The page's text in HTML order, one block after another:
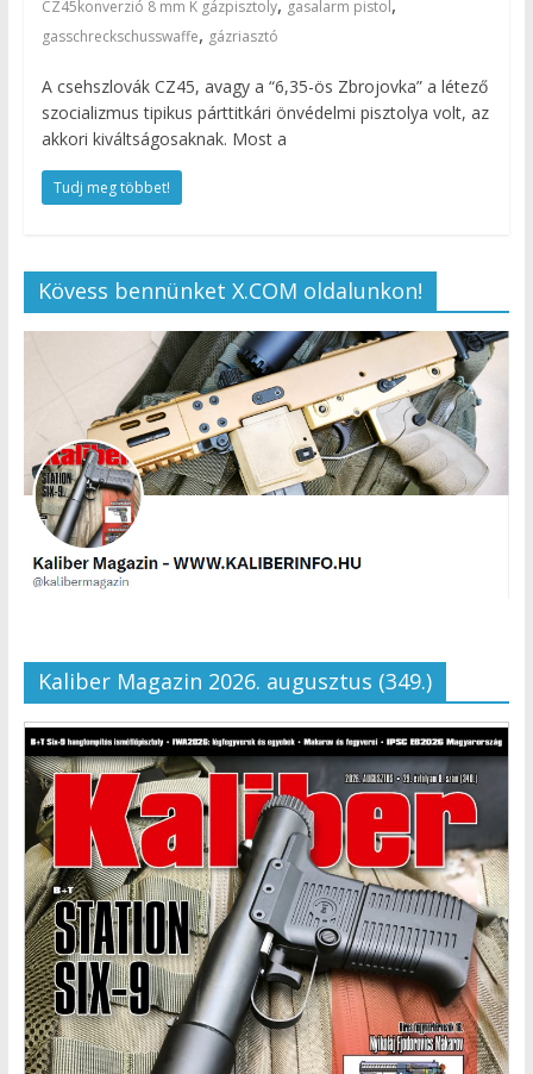
CZ45konverzió 8 mm K gázpisztoly gasalarm pistol
gasschreckschusswaffe, gázriasztó
A csehszlovák CZ45, avagy a “6,35-ös Zbrojovka” a létező
szocializmus tipikus párttitkári önvédelmi pisztolya volt, az
akkori kiváltságosaknak. Most a
Tudj meg többet!
Kövess bennünket X.COM oldalunkon!
Kaliber Magazin 2026. augusztus (349.)